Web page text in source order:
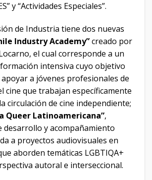
y “Actividades Especiales”.
de Industria tiene dos nuevas
Industry Academy”creado por
el cual corresponde a un
intensiva cuyo objetivo
a jóvenes profesionales de
cine que trabajan específicamente
circulación de cine independiente;
Queer Latinoamericana”,
desarrollo y acompañamiento
a proyectos audiovisuales en
aborden temáticas LGBTIQA+
autoral e interseccional.